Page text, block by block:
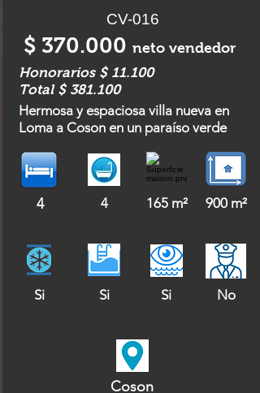
CV-016
$ 370.000 neto vendedor
Honorarios $ 11.100
Total $ 381.100
Hermosa y espaciosa villa nueva en
Loma a Coson en un paraíso verde
4 4 165 m² 900 m²
Si Si Si No
Coson